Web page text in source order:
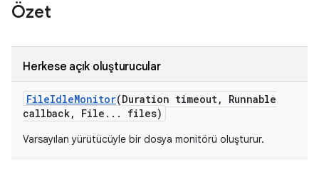
Özet
Herkese açık oluşturucular
FileIdleMonitor(Duration timeout,
Runnable
callback, File . . . files)
Varsayılan yürütücüyle bir dosya monitörü oluşturur.